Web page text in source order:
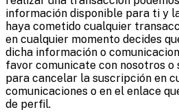
información disponible para ti y
haya cometido cualquier
en cualquier momento decides
dicha información o
favor comunicate con nosotros
para cancelar la suscripción en
comunicaciones o en el enlace
de perfil.